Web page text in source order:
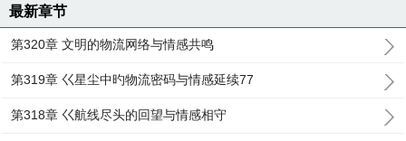
最新章节
第320章 文明的物流网络与情感共鸣
第319章 巜星尘中旳物流密码与情感延续77
第318章 巜航线尽头的回望与情感相守